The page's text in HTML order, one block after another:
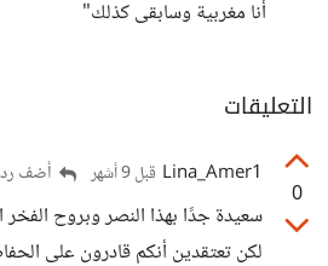
أنا مغربية وسابقى كذلك"
التعليقات
0
Lina_Amer1 قبل 9 أشهر أضف
سعيدة جدًا بهذا النصر وبروح
لكن تعتقدين أنكم قادرون على